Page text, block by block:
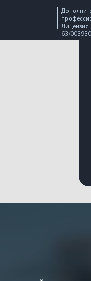
Дополнительное
профессиональное
Лицензия №Л035-
63/00393043
ОНЛАЙН ДИСКУССИЯ